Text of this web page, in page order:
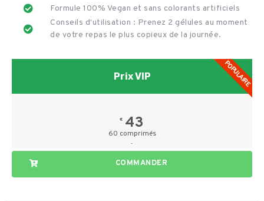
Formule 100% Vegan et sans colorants artificiels
Conseils d'utilisation : Prenez 2 gélules au moment
de votre repas le plus copieux de la journée.
Prix VIP
€ 43
60 comprimés
-
POPULAIRE
COMMANDER